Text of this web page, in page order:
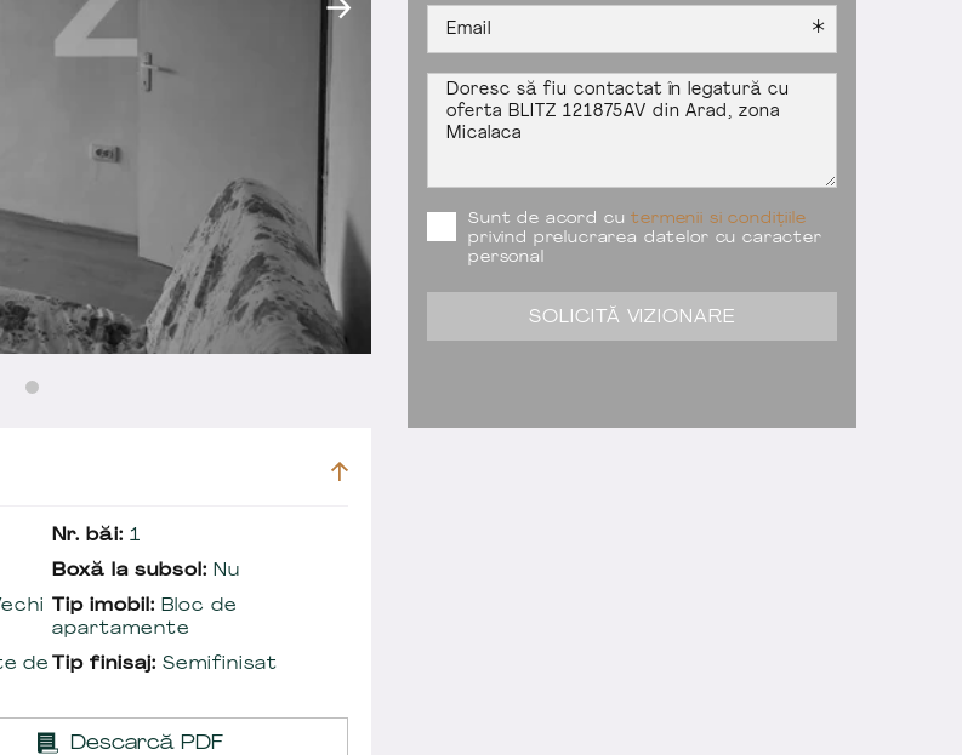
Sunt de acord cutermenii si condițiile
privind prelucrarea datelor cu caracter
personal
SOLICITĂ VIZIONARE
Nr. băi: 1
Boxă la subsol: Nu
Tip imobil: Bloc de
apartamente
de Tip finisaj: Semifinisat
Descarcă PDF